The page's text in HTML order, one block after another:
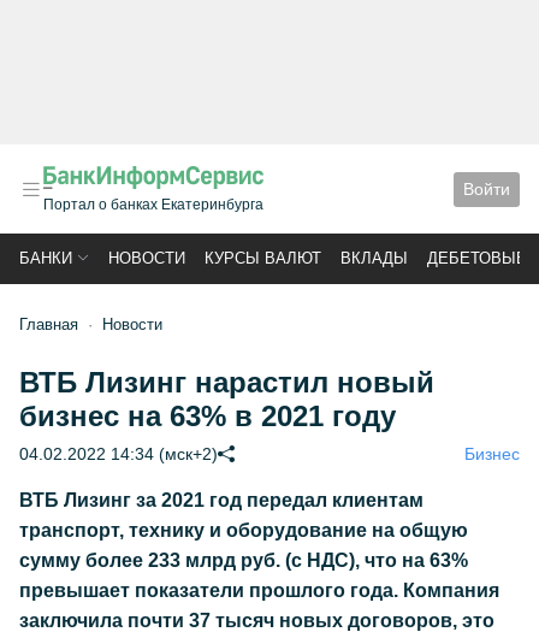
Портал о банках Екатеринбурга
Войти
БАНКИ НОВОСТИ КУРСЫ ВАЛЮТ ВКЛАДЫ ДЕБЕТОВЫЕ
Главная Новости
ВТБ Лизинг нарастил новый
бизнес на 63% в 2021 году
04.02.2022 14:34 (мск+2) Бизнес
ВТБ Лизинг за 2021 год передал клиентам
транспорт, технику и оборудование на общую
сумму более 233 млрд руб. (с НДС), что на 63%
превышает показатели прошлого года. Компания
заключила почти 37 тысяч новых договоров, это